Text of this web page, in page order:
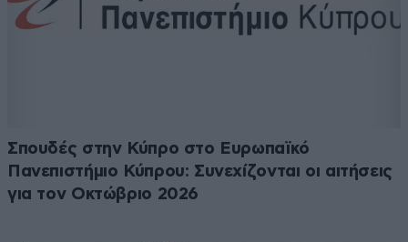
Σπουδές στην Κύπρο στο Ευρωπαϊκό
Πανεπιστήμιο Κύπρου: Συνεχίζονται οι αιτήσεις
για τον Οκτώβριο 2026